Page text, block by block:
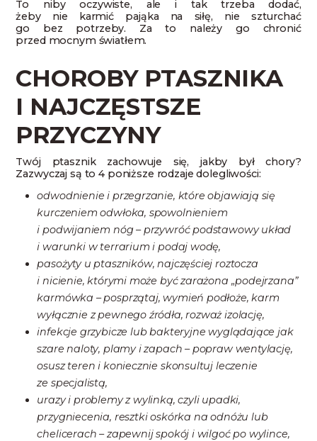
To niby oczywiste, ale i tak trzeba dodać,
żeby nie karmić pająka na siłę, nie szturchać
go bez potrzeby. Za to należy go chronić
przed mocnym światłem.
CHOROBY PTASZNIKA
I NAJCZĘSTSZE
PRZYCZYNY
Twój ptasznik zachowuje się, jakby był chory?
Zazwyczaj są to 4 poniższe rodzaje dolegliwości:
odwodnienie i przegrzanie, które objawiają się
kurczeniem odwłoka, spowolnieniem
i podwijaniem nóg – przywróć podstawowy układ
i warunki w terrarium i podaj wodę,
pasożyty u ptaszników, najczęściej roztocza
i nicienie, którymi może być zarażona „podejrzana”
karmówka – posprzątaj, wymień podłoże, karm
wyłącznie z pewnego źródła, rozważ izolację,
infekcje grzybicze lub bakteryjne wyglądające jak
szare naloty, plamy i zapach – popraw wentylację,
osusz teren i koniecznie skonsultuj leczenie
ze specjalistą,
urazy i problemy z wylinką, czyli upadki,
przygniecenia, resztki oskórka na odnóżu lub
chelicerach – zapewnij spokój i wilgoć po wylince,